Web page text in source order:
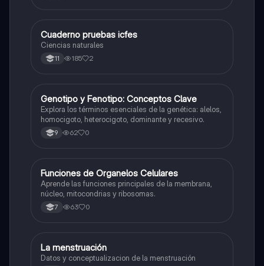
Biologia
Cuaderno pruebas icfes
Ciencias naturales
11 185 2
GBiologia
Genotipo y Fenotipo: Conceptos Clave
Explora los términos esenciales de la genética: alelos,
homocigoto, heterocigoto, dominante y recesivo.
9 62 0
FBiologia
Funciones de Organelos Celulares
Aprende las funciones principales de la membrana,
núcleo, mitocondrias y ribosomas.
7 63 0
Biologia
La menstruación
Datos y conceptualizacion de la menstruación